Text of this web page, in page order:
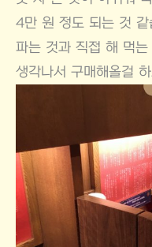
4만 원 정도 되는 것 같
파는 것과 직접 해 먹는
생각나서 구매해올걸